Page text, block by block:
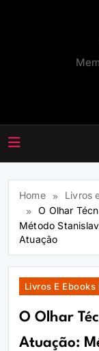
Home
Livros
O Olhar
Método
Atuação
Livros E Ebooks
O Olhar
Atuação: